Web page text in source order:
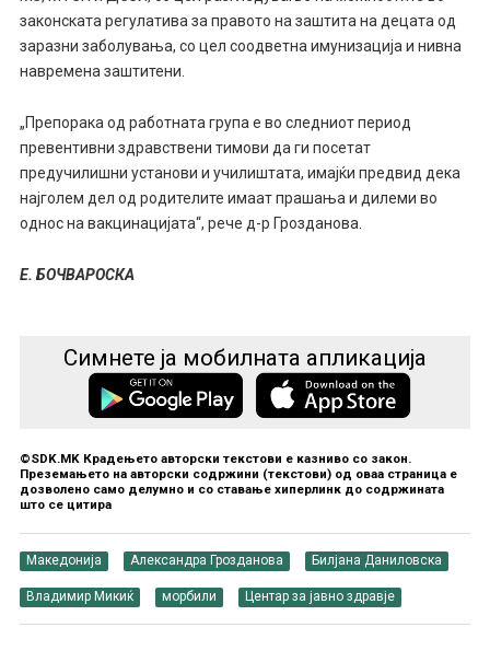
законската регулатива за правото на заштита на децата од
заразни заболувања, со цел соодветна имунизација и нивна
навремена заштитени.
„Препорака од работната група е во следниот период
превентивни здравствени тимови да ги посетат
предучилишни установи и училиштата, имајќи предвид дека
најголем дел од родителите имаат прашања и дилеми во
однос на вакцинацијата“, рече д-р Грозданова.
Е. БОЧВАРОСКА
Симнете ја мобилната апликација
©SDK.MK Крадењето авторски текстови е казниво со закон.
Преземањето на авторски содржини (текстови) од оваа страница е
дозволено само делумно и со ставање хиперлинк до содржината
што се цитира
Македонија Александра Грозданова Билјана Даниловска
Владимир Микиќ морбили Центар за јавно здравје